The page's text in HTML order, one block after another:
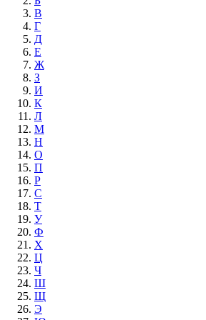
В
Г
Д
Е
Ж
З
И
К
Л
М
Н
О
П
Р
С
Т
У
Ф
Х
Ц
Ч
Ш
Щ
Э